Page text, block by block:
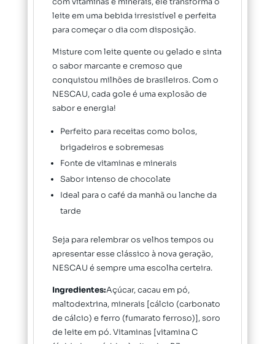
com vitaminas e minerais, ele transforma o
leite em uma bebida irresistível e perfeita
para começar o dia com disposição.
Misture com leite quente ou gelado e sinta
o sabor marcante e cremoso que
conquistou milhões de brasileiros. Com o
NESCAU, cada gole é uma explosão de
sabor e energia!
Perfeito para receitas como bolos,
brigadeiros e sobremesas
Fonte de vitaminas e minerais
Sabor intenso de chocolate
Ideal para o café da manhã ou lanche da
tarde
Seja para relembrar os velhos tempos ou
apresentar esse clássico à nova geração,
NESCAU é sempre uma escolha certeira.
Ingredientes:Açúcar, cacau em pó,
maltodextrina, minerais [cálcio (carbonato
de cálcio) e ferro (fumarato ferroso)], soro
de leite em pó. Vitaminas [vitamina C